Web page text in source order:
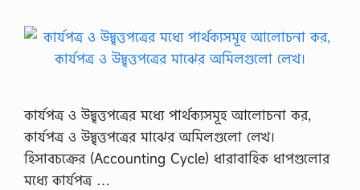
কার্যপত্র ও উদ্বৃত্তপত্রের মধ্যে পার্থক্যসমূহ আলোচনা কর,
কার্যপত্র ও উদ্বৃত্তপত্রের মাঝের অমিলগুলো লেখ।
হিসাবচক্রের (Accounting Cycle) ধারাবাহিক ধাপগুলোর
মধ্যে কার্যপত্র …